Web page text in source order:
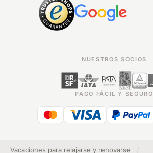
NUESTROS SOCIOS
PAGO FÁCIL Y SEGURO
Vacaciones para relajarse y renovarse